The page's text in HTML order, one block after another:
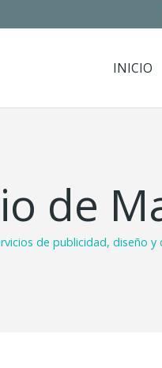
INICIO
de
de publicidad, diseño y